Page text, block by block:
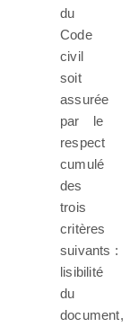
du
Code
civil
soit
assurée
par le
respect
cumulé
des
trois
critères
suivants :
lisibilité
du
document,